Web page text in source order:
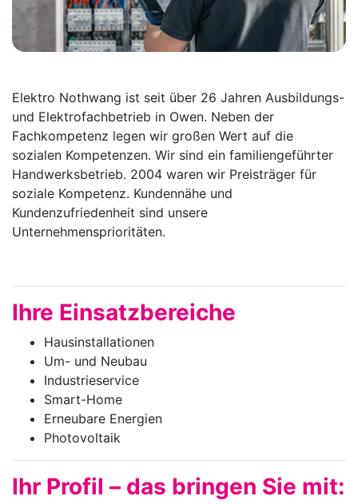
Elektro Nothwang ist seit über 26 Jahren Ausbildungs-
und Elektrofachbetrieb in Owen. Neben der
Fachkompetenz legen wir großen Wert auf die
sozialen Kompetenzen. Wir sind ein familiengeführter
Handwerksbetrieb. 2004 waren wir Preisträger für
soziale Kompetenz. Kundennähe und
Kundenzufriedenheit sind unsere
Unternehmensprioritäten.
Ihre Einsatzbereiche
Hausinstallationen
Um- und Neubau
Industrieservice
Smart-Home
Erneubare Energien
Photovoltaik
Ihr Profil – das bringen Sie mit: